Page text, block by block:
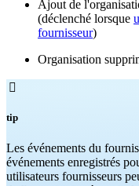
Ajout de
(déclenché lorsque
fournisseur)
Organisation

tip
Les événements du
événements enregistrés
utilisateurs fournisseurs